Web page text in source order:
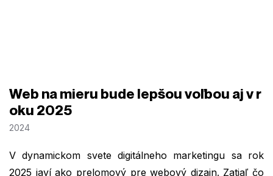
Web na mieru bude lepšou voľbou aj v r
oku 2025
2024
V dynamickom svete digitálneho marketingu sa rok
2025 javí ako prelomový pre webový dizajn. Zatiaľ čo